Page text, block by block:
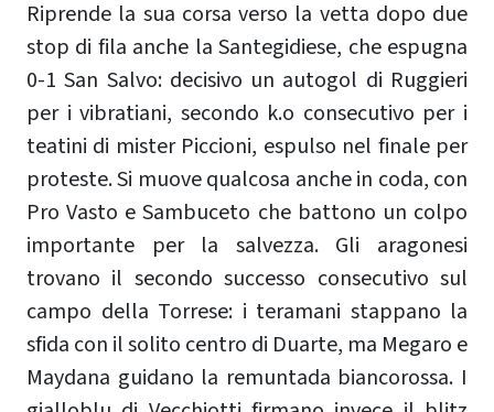
Riprende la sua corsa verso la vetta dopo due
stop di fila anche la Santegidiese, che espugna
0-1 San Salvo: decisivo un autogol di Ruggieri
per i vibratiani, secondo k.o consecutivo per i
teatini di mister Piccioni, espulso nel finale per
proteste. Si muove qualcosa anche in coda, con
Pro Vasto e Sambuceto che battono un colpo
importante per la salvezza. Gli aragonesi
trovano il secondo successo consecutivo sul
campo della Torrese: i teramani stappano la
sfida con il solito centro di Duarte, ma Megaro e
Maydana guidano la remuntada biancorossa. I